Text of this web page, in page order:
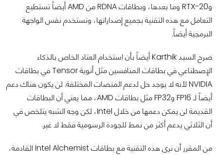
وRTX-20 وما بعدها، وبطاقات RDNA من AMD أيضاً تستطيع
التعامل مع هذه التقنية بجميع إصداراتها، وتستخدم نفس الواجهة
البرمجية أيضاً.
صرح السيد Karthik أيضاً بأن استخدام العتاد الخاص بالذكاء
الإصطناعي في بطاقات المنافسين مثل أنوية Tensor في بطاقات
NVIDIA لأنه لا يوجد حل لدعم المنصات المختلفة. لن يكون هناك دعم
أيضاً لـ FP16 وFP32 مثل بطاقات AMD، مما يعني أن البطاقات
القديمة لن يمكن دعمها من خلال Intel، لكن وجه الشبه يتلخص في
أن الثلاثي يدعم أكثر من نمط للجودة الرسومية فقط لا غير.
من المقرر أن نرى هذه التقنية مع بطاقات Intel Alchemist القادمة،